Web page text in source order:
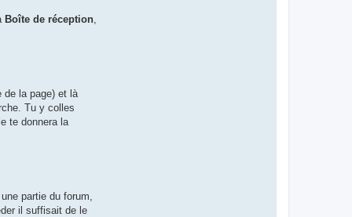
Boîte de réception
de la page) et là
Tu y colles
te donnera la
partie du forum,
il suffisait de le